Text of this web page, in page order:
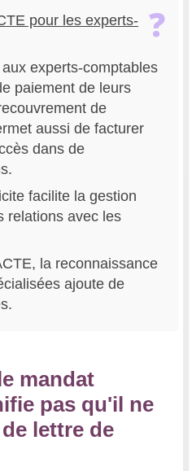
pour les experts-
experts-comptables
paiement de leurs
de
aussi de facturer
dans de
facilite la gestion
relations avec les
la reconnaissance
ajoute de
mandat
pas qu'il ne
lettre de